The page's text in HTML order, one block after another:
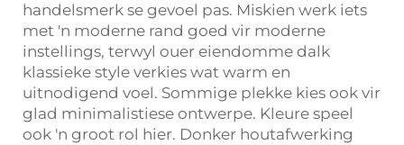
handelsmerk se gevoel pas. Miskien werk iets
met 'n moderne rand goed vir moderne
instellings, terwyl ouer eiendomme dalk
klassieke style verkies wat warm en
uitnodigend voel. Sommige plekke kies ook vir
glad minimalistiese ontwerpe. Kleure speel
ook 'n groot rol hier. Donker houtafwerking